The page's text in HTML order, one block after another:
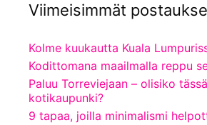
Viimeisimmät
Kolme kuukautta Kuala
Kodittomana maailmalla reppu
Paluu Torreviejaan – olisiko
kotikaupunki?
9 tapaa, joilla minimalismi